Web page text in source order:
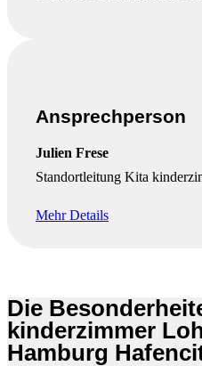
Ansprechperson
Julien Frese
Standortleitung Kita
Mehr Details
Die
kinderzimmer
Hamburg